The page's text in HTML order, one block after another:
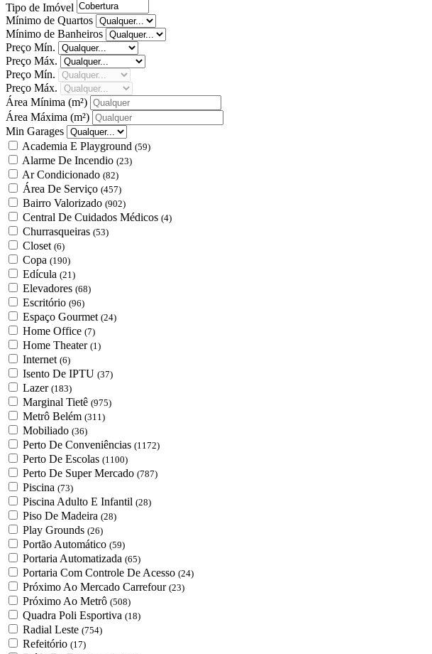
Tipo de Imóvel
Mínimo de Quartos
Mínimo de Banheiros
Preço Mín.
Preço Máx.
Preço Mín.
Preço Máx.
Área Mínima (m²)
Área Máxima (m²)
Min Garages
Academia E Playground (59)
Alarme De Incendio (23)
Ar Condicionado (82)
Área De Serviço (457)
Bairro Valorizado (902)
Central De Cuidados Médicos (4)
Churrasqueiras (53)
Closet (6)
Copa (190)
Edícula (21)
Elevadores (68)
Escritório (96)
Espaço Gourmet (24)
Home Office (7)
Home Theater (1)
Internet (6)
Isento De IPTU (37)
Lazer (183)
Marginal Tietê (975)
Metrô Belém (311)
Mobiliado (36)
Perto De Conveniências (1172)
Perto De Escolas (1100)
Perto De Super Mercado (787)
Piscina (73)
Piscina Adulto E Infantil (28)
Piso De Madeira (28)
Play Grounds (26)
Portão Automático (59)
Portaria Automatizada (65)
Portaria Com Controle De Acesso (24)
Próximo Ao Mercado Carrefour (23)
Próximo Ao Metrô (508)
Quadra Poli Esportiva (18)
Radial Leste (754)
Refeitório (17)